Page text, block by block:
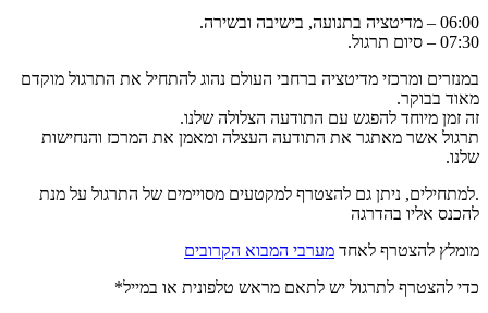
06:00 – מדיטציה בתנועה, בישיבה ובשירה.
07:30 – סיום תרגול.
במנזרים ומרכזי מדיטציה ברחבי העולם נהוג להתחיל את התרגול מוקדם
מאוד בבוקר.
זה זמן מיוחד להפגש עם התודעה הצלולה שלנו.
תרגול אשר מאתגר את התודעה העצלה ומאמן את המרכז והנחישות
שלנו.
.למתחילים, ניתן גם להצטרף למקטעים מסויימים של התרגול על מנת
להכנס אליו בהדרגה
מומלץ להצטרף לאחד מערבי המבוא הקרובים
כדי להצטרף לתרגול יש לתאם מראש טלפונית או במייל*